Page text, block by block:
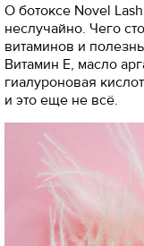
О ботоксе Novel
неслучайно. Чего
витаминов и
Витамин Е, масло
гиалуроновая
и это еще не всё.